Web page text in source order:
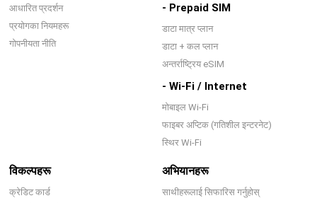
आधारित प्रदर्शन
प्रयोगका नियमहरू
गोपनीयता नीति
- Prepaid SIM
डाटा मात्र प्लान
डाटा + कल प्लान
अन्तर्राष्ट्रिय eSIM
- Wi-Fi / Internet
मोबाइल Wi-Fi
फाइबर अप्टिक (गतिशील इन्टरनेट)
स्थिर Wi-Fi
विकल्पहरू
क्रेडिट कार्ड
अभियानहरू
साथीहरूलाई सिफारिस गर्नुहोस्